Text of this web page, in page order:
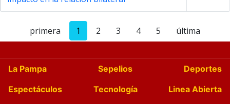
primera 1 2 3 4 5 última
La Pampa Sepelios
Deportes
Espectáculos
Tecnología
Linea Abierta